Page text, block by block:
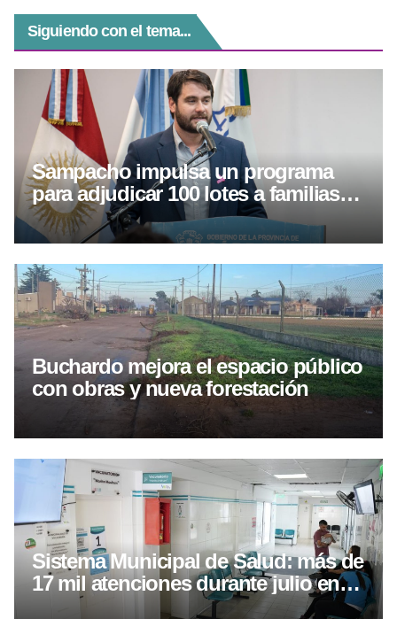
Siguiendo con el tema...
Sampacho impulsa un programa
para adjudicar 100 lotes a familias
de la localidad
Buchardo mejora el espacio público
con obras y nueva forestación
Sistema Municipal de Salud: más de
17 mil atenciones durante julio en
Villa María